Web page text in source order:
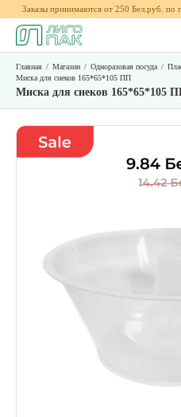
Заказы принимаются от 250 Бел.руб.
Главная / Магазин / Одноразовая посуда /
Миска для снеков 165*65*105 ПП
Миска для снеков 165*65*105